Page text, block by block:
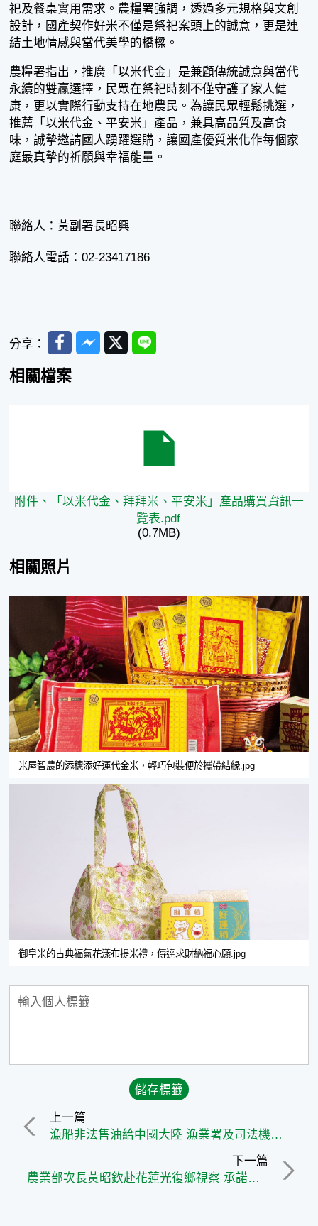
祀及餐桌實用需求。農糧署強調，透過多元規格與文創
設計，國產契作好米不僅是祭祀案頭上的誠意，更是連
結土地情感與當代美學的橋樑。
農糧署指出，推廣「以米代金」是兼顧傳統誠意與當代
永續的雙贏選擇，民眾在祭祀時刻不僅守護了家人健
康，更以實際行動支持在地農民。為讓民眾輕鬆挑選，
推薦「以米代金、平安米」產品，兼具高品質及高食
味，誠摯邀請國人踴躍選購，讓國產優質米化作每個家
庭最真摯的祈願與幸福能量。
聯絡人：黃副署長昭興
聯絡人電話：02-23417186
分享： FacebookMessenger
TwitterLine
相關檔案
附件、「以米代金、拜拜米、平安米」產品購買資訊一
覽表.pdf
(0.7MB)
相關照片
米屋智農的添穗添好運代金米，輕巧包裝便於攜帶結緣.jpg
御皇米的古典福氣花漾布提米禮，傳達求財納福心願.jpg
上一篇
漁船非法售油給中國大陸 漁業署及司法機關持續查處
下一篇
農業部次長黃昭欽赴花蓮光復鄉視察 承諾加速推動災後復耕與農遊復甦